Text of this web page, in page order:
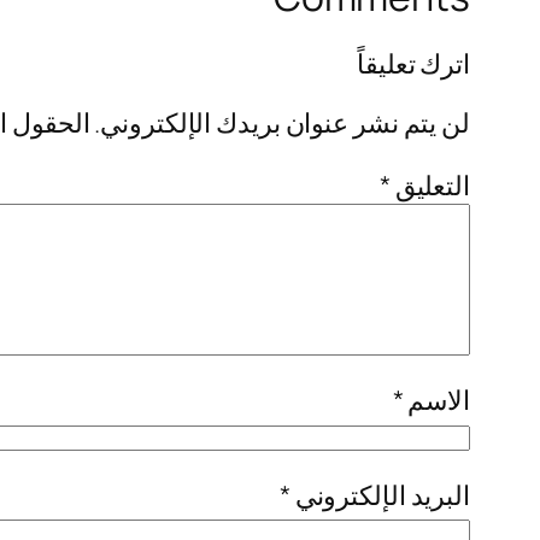
اترك تعليقاً
لن يتم نشر عنوان بريدك الإلكتروني. الحقول
التعليق *
الاسم*
البريد الإلكتروني *